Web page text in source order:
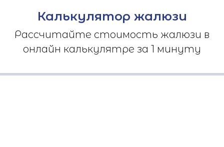
Калькулятор жалюзи
Рассчитайте стоимость жалюзи в
онлайн калькулятре за 1 минуту